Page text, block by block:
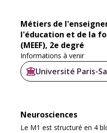
Métiers de
l'éducation et de la
(MEEF), 2e degré
Informations à venir
Université Paris-
Neurosciences
Le M1 est structuré en 4